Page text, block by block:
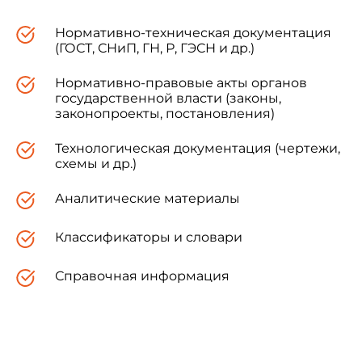
Нормативно-техническая документация
(ГОСТ, СНиП, ГН, Р, ГЭСН и др.)
Нормативно-правовые акты органов
государственной власти (законы,
законопроекты, постановления)
Технологическая документация (чертежи,
схемы и др.)
Аналитические материалы
Классификаторы и словари
Справочная информация